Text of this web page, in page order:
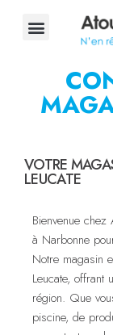
VOTRE
LEUCATE
Bienvenue chez
à Narbonne
Notre magasin
Leucate, offrant
région. Que
piscine, de